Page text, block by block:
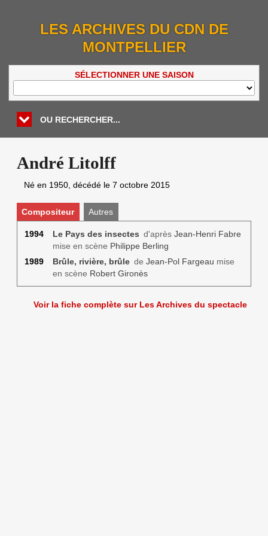
LES ARCHIVES DU CDN DE
MONTPELLIER
SÉLECTIONNER UNE SAISON
OU RECHERCHER...
André Litolff
Né en 1950, décédé le 7 octobre 2015
Compositeur Autres
1994 Le Pays des insectes d'après Jean-Henri Fabre
mise en scène Philippe Berling
1989
Brûle, rivière, brûlede Jean-Pol Fargeau mise
en scène Robert Gironès
Voir la fiche complète sur Les Archives du spectacle